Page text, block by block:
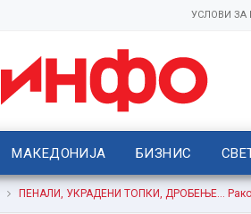
УСЛОВИ
МАКЕДОНИЈА БИЗНИС
ПЕНАЛИ, УКРАДЕНИ ТОПКИ, ДРОБЕЊЕ…